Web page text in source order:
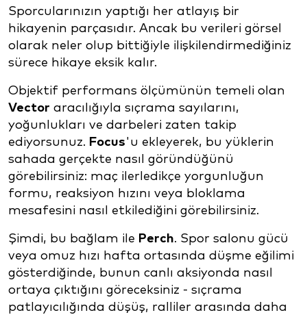
Sporcularınızın yaptığı her atlayış bir
hikayenin parçasıdır. Ancak bu verileri görsel
olarak neler olup bittiğiyle ilişkilendirmediğiniz
sürece hikaye eksik kalır.
Objektif performans ölçümünün temeli olan
Vector aracılığıyla sıçrama sayılarını,
yoğunlukları ve darbeleri zaten takip
ediyorsunuz. Focus'u ekleyerek, bu yüklerin
sahada gerçekte nasıl göründüğünü
görebilirsiniz: maç ilerledikçe yorgunluğun
formu, reaksiyon hızını veya bloklama
mesafesini nasıl etkilediğini görebilirsiniz.
Şimdi, bu bağlam ile Perch. Spor salonu gücü
veya omuz hızı hafta ortasında düşme eğilimi
gösterdiğinde, bunun canlı aksiyonda nasıl
ortaya çıktığını göreceksiniz - sıçrama
patlayıcılığında düşüş, ralliler arasında daha